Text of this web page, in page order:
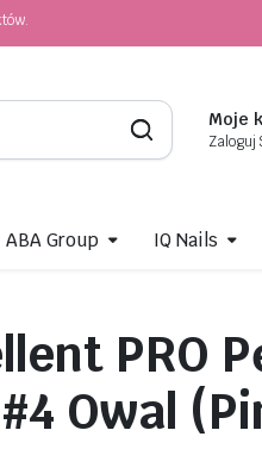
Moje
Zaloguj
ABA Group IQ Nails
PRO
Owal